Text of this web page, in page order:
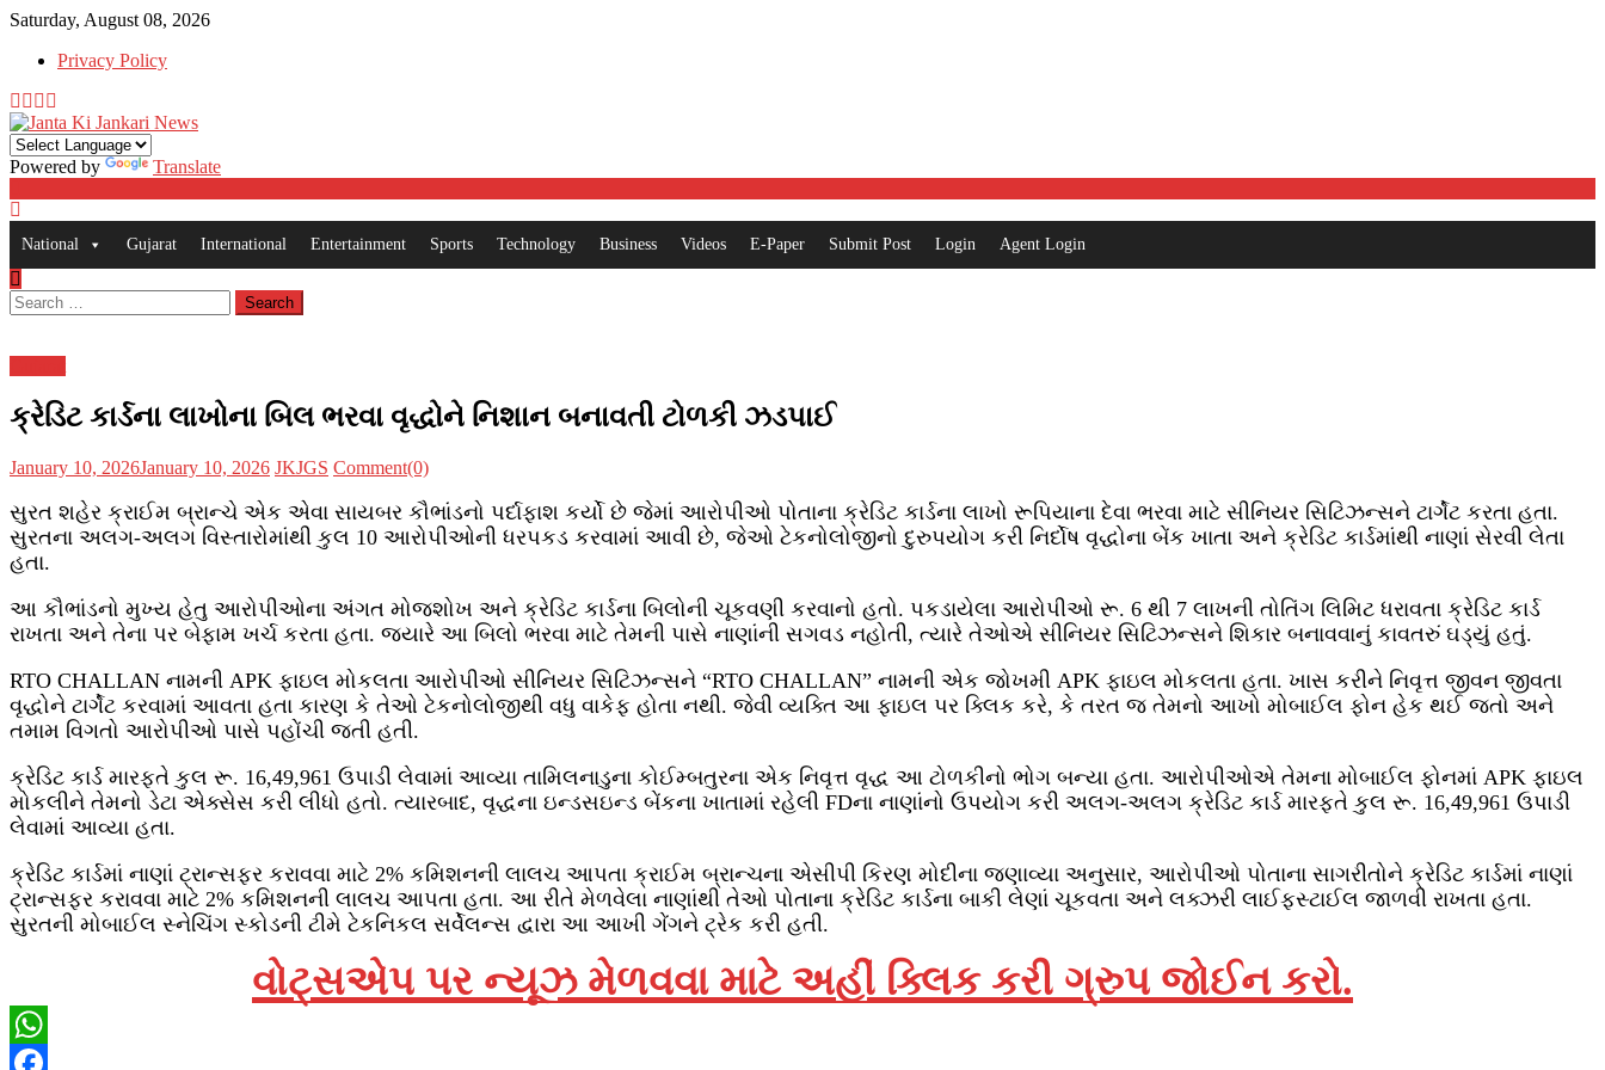
Skip
content
Saturday, August 08, 2026
Privacy Policy
Powered by Translate
National Gujarat International Entertainment Sports Technology Business Videos E-Paper Submit Post Login Agent Login
Search
for:
ક્રેડિટ કાર્ડના લાખોના બિલ ભરવા વૃદ્ધોને નિશાન બનાવતી ટોળકી ઝડપાઈ
Posted
January 10, 2026January 10, 2026 Author
JKJGS Comment(0)
સુરત શહેર ક્રાઈમ બ્રાન્ચે એક એવા સાયબર કૌભાંડનો પર્દાફાશ કર્યો છે જેમાં આરોપીઓ પોતાના ક્રેડિટ કાર્ડના લાખો રૂપિયાના દેવા ભરવા માટે સીનિયર સિટિઝન્સને ટાર્ગેટ કરતા હતા.
સુરતના અલગ-અલગ વિસ્તારોમાંથી કુલ 10 આરોપીઓની ધરપકડ કરવામાં આવી છે, જેઓ ટેકનોલોજીનો દુરુપયોગ કરી નિર્દોષ વૃદ્ધોના બેંક ખાતા અને ક્રેડિટ કાર્ડમાંથી નાણાં સેરવી લેતા
હતા.
આ કૌભાંડનો મુખ્ય હેતુ આરોપીઓના અંગત મોજશોખ અને ક્રેડિટ કાર્ડના બિલોની ચૂકવણી કરવાનો હતો. પકડાયેલા આરોપીઓ રૂ. 6 થી 7 લાખની તોતિંગ લિમિટ ધરાવતા ક્રેડિટ કાર્ડ
રાખતા અને તેના પર બેફામ ખર્ચ કરતા હતા. જ્યારે આ બિલો ભરવા માટે તેમની પાસે નાણાંની સગવડ નહોતી, ત્યારે તેઓએ સીનિયર સિટિઝન્સને શિકાર બનાવવાનું કાવતરું ઘડ્યું હતું.
RTO CHALLAN નામની APK ફાઇલ મોકલતા આરોપીઓ સીનિયર સિટિઝન્સને “RTO CHALLAN” નામની એક જોખમી APK ફાઇલ મોકલતા હતા. ખાસ કરીને નિવૃત્ત જીવન જીવતા
વૃદ્ધોને ટાર્ગેટ કરવામાં આવતા હતા કારણ કે તેઓ ટેકનોલોજીથી વધુ વાકેફ હોતા નથી. જેવી વ્યક્તિ આ ફાઇલ પર ક્લિક કરે, કે તરત જ તેમનો આખો મોબાઈલ ફોન હેક થઈ જતો અને
તમામ વિગતો આરોપીઓ પાસે પહોંચી જતી હતી.
ક્રેડિટ કાર્ડ મારફતે કુલ રૂ. 16,49,961 ઉપાડી લેવામાં આવ્યા તામિલનાડુના કોઈમ્બતુરના એક નિવૃત્ત વૃદ્ધ આ ટોળકીનો ભોગ બન્યા હતા. આરોપીઓએ તેમના મોબાઈલ ફોનમાં APK ફાઇલ
મોકલીને તેમનો ડેટા એક્સેસ કરી લીધો હતો. ત્યારબાદ, વૃદ્ધના ઇન્ડસઇન્ડ બેંકના ખાતામાં રહેલી FDના નાણાંનો ઉપયોગ કરી અલગ-અલગ ક્રેડિટ કાર્ડ મારફતે કુલ રૂ. 16,49,961 ઉપાડી
લેવામાં આવ્યા હતા.
ક્રેડિટ કાર્ડમાં નાણાં ટ્રાન્સફર કરાવવા માટે 2% કમિશનની લાલચ આપતા ક્રાઈમ બ્રાન્ચના એસીપી કિરણ મોદીના જણાવ્યા અનુસાર, આરોપીઓ પોતાના સાગરીતોને ક્રેડિટ કાર્ડમાં નાણાં
ટ્રાન્સફર કરાવવા માટે 2% કમિશનની લાલચ આપતા હતા. આ રીતે મેળવેલા નાણાંથી તેઓ પોતાના ક્રેડિટ કાર્ડના બાકી લેણાં ચૂકવતા અને લક્ઝરી લાઈફસ્ટાઈલ જાળવી રાખતા હતા.
સુરતની મોબાઈલ સ્નેચિંગ સ્કોડની ટીમે ટેકનિકલ સર્વેલન્સ દ્વારા આ આખી ગેંગને ટ્રેક કરી હતી.
વોટ્સએપ પર ન્યૂઝ મેળવવા માટે અહીં ક્લિક કરી ગ્રુપ જોઈન કરો.
WhatsApp